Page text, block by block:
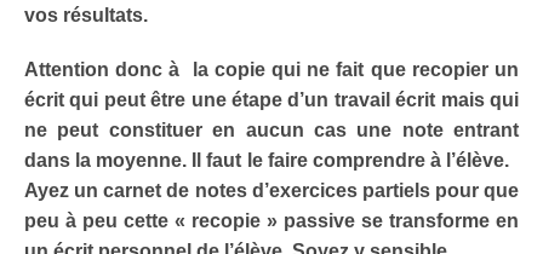
vos résultats.
Attention donc à la copie qui ne fait que recopier un
écrit qui peut être une étape d’un travail écrit mais qui
ne peut constituer en aucun cas une note entrant
dans la moyenne. Il faut le faire comprendre à l’élève.
Ayez un carnet de notes d’exercices partiels pour que
peu à peu cette « recopie » passive se transforme en